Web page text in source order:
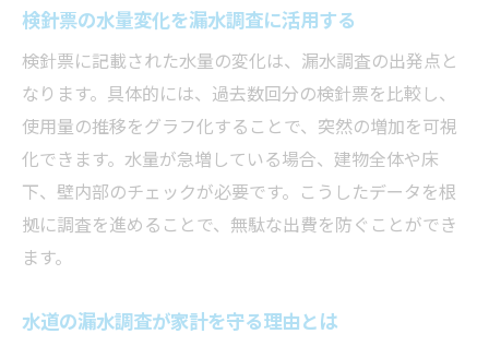
方法
漏水証明書が必要な場合の対応と申請の流れ
漏水調査後の漏水証明書申請ステップ
横浜市で漏水証明書が必要な状況と対処法
漏水調査と減額申請書提出の流れを解説
漏水調査結果を証明書で正確に伝えるコツ
漏水証明書を水道局へ申請する際の注意点
水道局からの通知やメールで慌てないためにで
検針票の水量変化を漏水調査に活用する
検針票に記載された水量の変化は、漏水調査の出発点と
なります。具体的には、過去数回分の検針票を比較し、
使用量の推移をグラフ化することで、突然の増加を可視
化できます。水量が急増している場合、建物全体や床
下、壁内部のチェックが必要です。こうしたデータを根
拠に調査を進めることで、無駄な出費を防ぐことができ
ます。
水道の漏水調査が家計を守る理由とは